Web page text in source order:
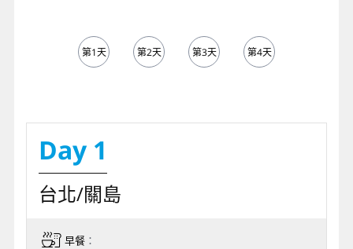
第1天 第2天 第3天 第4天
Day 1
台北/關島
早餐：